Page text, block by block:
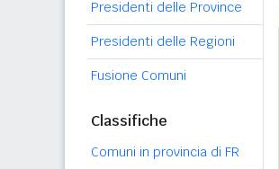
Presidenti delle Province
Presidenti delle Regioni
Fusione Comuni
Classifiche
Comuni in provincia di FR